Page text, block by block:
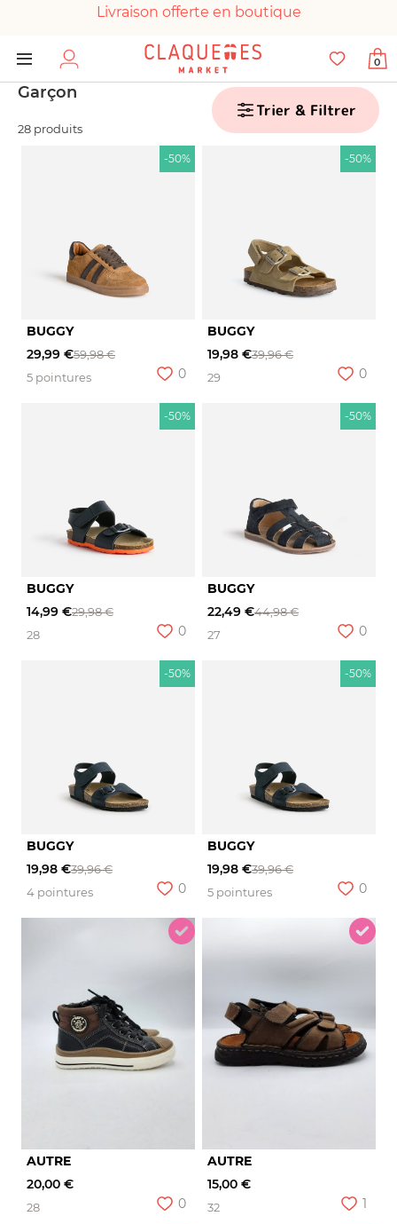
Livraison offerte en boutique
Paiement 100% sécurisé
Chaussures garanties en parfait état
0
Garçon
28 produits
Trier & Filtrer
-50%
BUGGY
29,99 €59,98 €
5 pointures
0
-50%
BUGGY
19,98 €39,96 €
29
0
-50%
BUGGY
14,99 €29,98 €
28
0
-50%
BUGGY
22,49 €44,98 €
27
0
-50%
BUGGY
19,98 €39,96 €
4 pointures
0
-50%
BUGGY
19,98 €39,96 €
5 pointures
0
AUTRE
20,00 €
28 0
AUTRE
15,00 €
32 1